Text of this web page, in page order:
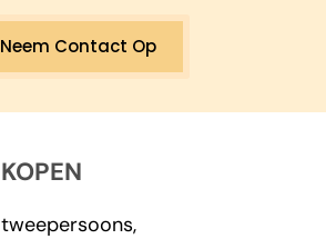
Neem Contact Op
KOPEN
tweepersoons,